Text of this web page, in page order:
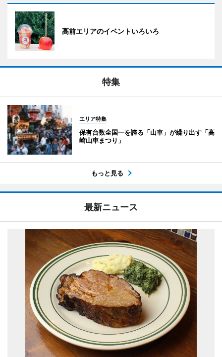
高前エリアのイベントいろいろ
特集
エリア特集
保有台数全国一を誇る「山車」が繰り出す「高
崎山車まつり」
もっと見る
最新ニュース